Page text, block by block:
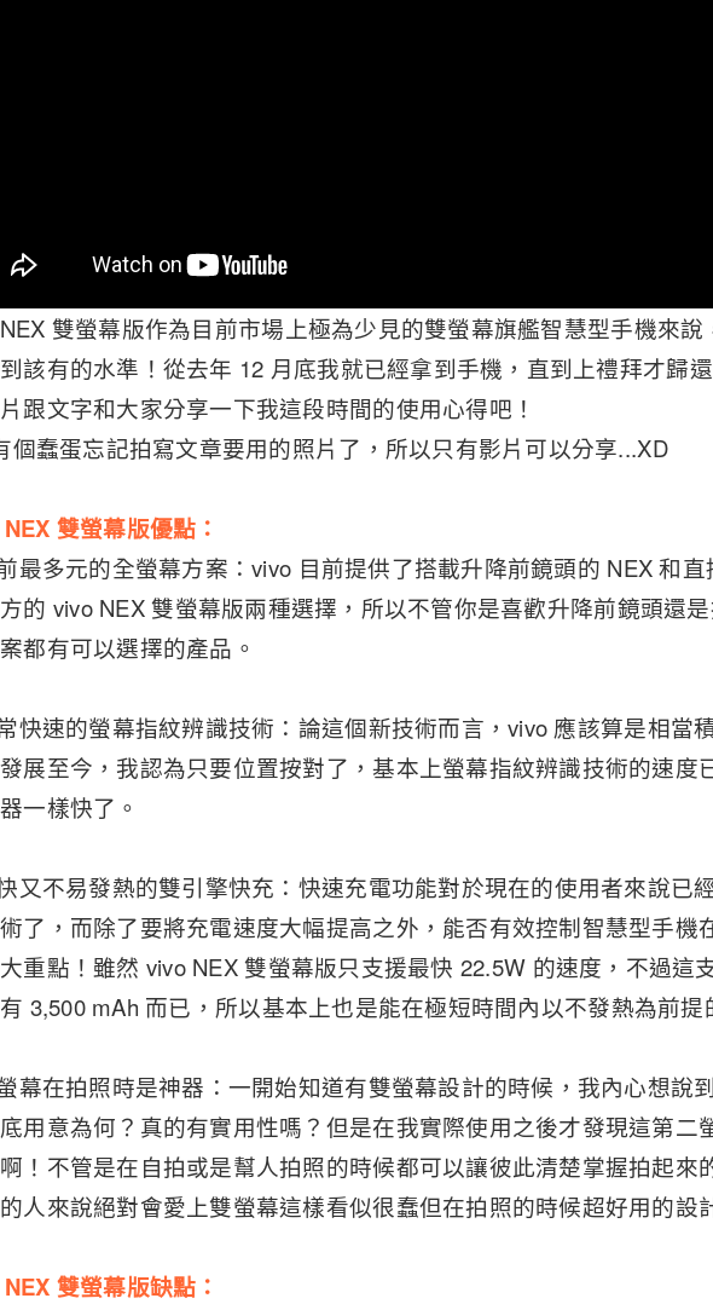
雙螢幕版作為目前市場上極為少見的雙螢幕旗艦智慧型手機來說
該有的水準！從去年 12 月底我就已經拿到手機，直到上禮拜才歸
跟文字和大家分享一下我這段時間的使用心得吧！
個蠢蛋忘記拍寫文章要用的照片了，所以只有影片可以分享...XD
雙螢幕版優點：
最多元的全螢幕方案：vivo 目前提供了搭載升降前鏡頭的 NEX 和
的 vivo NEX 雙螢幕版兩種選擇，所以不管你是喜歡升降前鏡頭還
都有可以選擇的產品。
快速的螢幕指紋辨識技術：論這個新技術而言，vivo 應該算是相當
展至今，我認為只要位置按對了，基本上螢幕指紋辨識技術的速度
一樣快了。
又不易發熱的雙引擎快充：快速充電功能對於現在的使用者來說已
了，而除了要將充電速度大幅提高之外，能否有效控制智慧型手機
重點！雖然 vivo NEX 雙螢幕版只支援最快 22.5W 的速度，不過這
3,500 mAh 而已，所以基本上也是能在極短時間內以不發熱為前提
幕在拍照時是神器：一開始知道有雙螢幕設計的時候，我內心想說
用意為何？真的有實用性嗎？但是在我實際使用之後才發現這第二
！不管是在自拍或是幫人拍照的時候都可以讓彼此清楚掌握拍起來
人來說絕對會愛上雙螢幕這樣看似很蠢但在拍照的時候超好用的設
雙螢幕版缺點：